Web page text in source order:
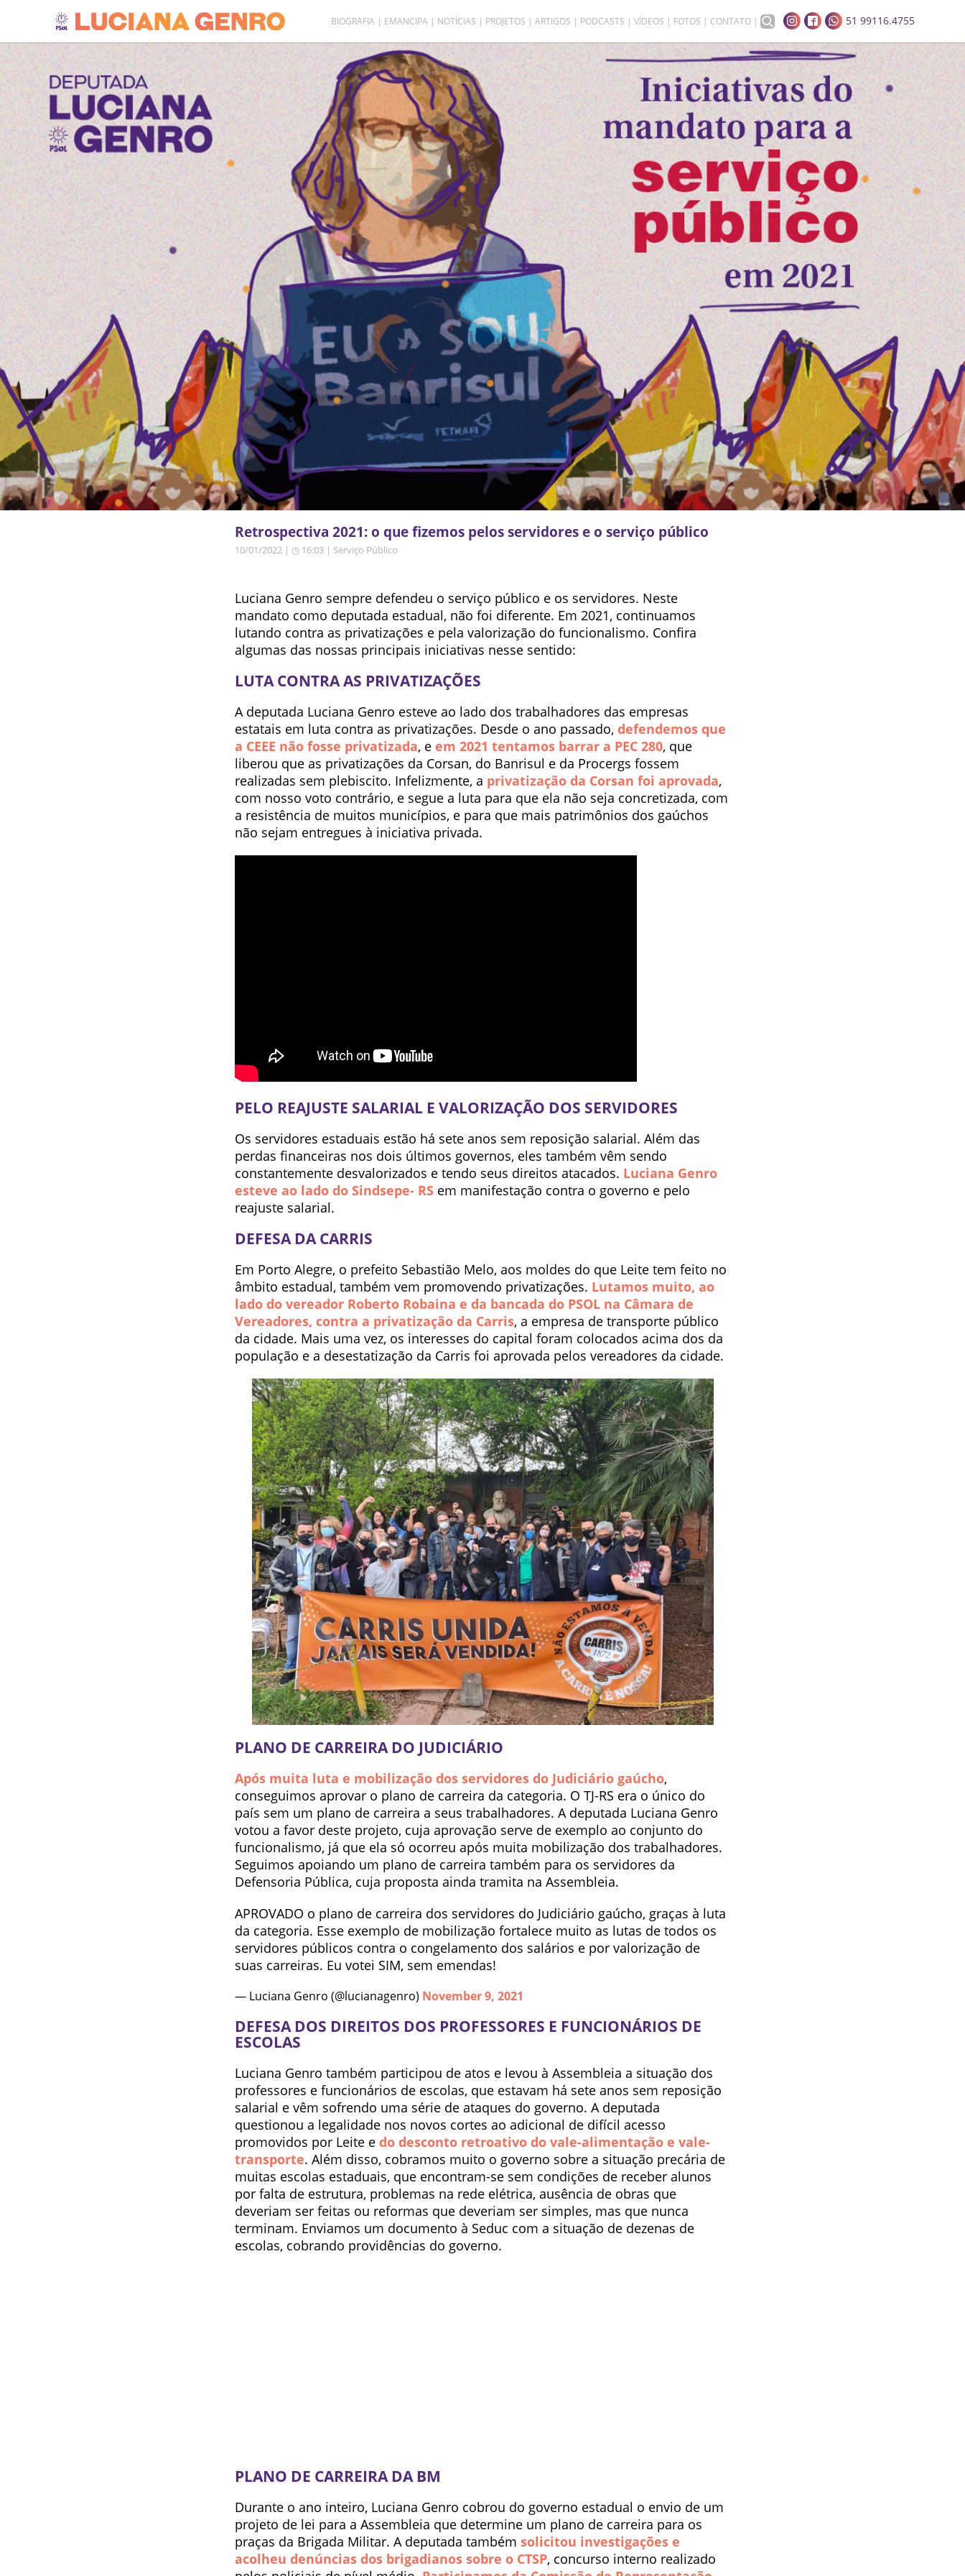
BIOGRAFIA EMANCIPA NOTÍCIAS PROJETOS ARTIGOS PODCASTS VÍDEOS FOTOS CONTATO 51 99116.4755
Retrospectiva 2021: o que fizemos pelos servidores e o serviço público
10/01/2022 | ◷ 16:03 | Serviço Público
Luciana Genro sempre defendeu o serviço público e os servidores. Neste
mandato como deputada estadual, não foi diferente. Em 2021, continuamos
lutando contra as privatizações e pela valorização do funcionalismo. Confira
algumas das nossas principais iniciativas nesse sentido:
LUTA CONTRA AS PRIVATIZAÇÕES
A deputada Luciana Genro esteve ao lado dos trabalhadores das empresas
estatais em luta contra as privatizações. Desde o ano passado, defendemos que
a CEEE não fosse privatizada, e em 2021 tentamos barrar a PEC 280, que
liberou que as privatizações da Corsan, do Banrisul e da Procergs fossem
realizadas sem plebiscito. Infelizmente, a privatização da Corsan foi aprovada,
com nosso voto contrário, e segue a luta para que ela não seja concretizada, com
a resistência de muitos municípios, e para que mais patrimônios dos gaúchos
não sejam entregues à iniciativa privada.
PELO REAJUSTE SALARIAL E VALORIZAÇÃO DOS SERVIDORES
Os servidores estaduais estão há sete anos sem reposição salarial. Além das
perdas financeiras nos dois últimos governos, eles também vêm sendo
constantemente desvalorizados e tendo seus direitos atacados. Luciana Genro
esteve ao lado do Sindsepe- RS em manifestação contra o governo e pelo
reajuste salarial.
DEFESA DA CARRIS
Em Porto Alegre, o prefeito Sebastião Melo, aos moldes do que Leite tem feito no
âmbito estadual, também vem promovendo privatizações. Lutamos muito, ao
lado do vereador Roberto Robaina e da bancada do PSOL na Câmara de
Vereadores, contra a privatização da Carris, a empresa de transporte público
da cidade. Mais uma vez, os interesses do capital foram colocados acima dos da
população e a desestatização da Carris foi aprovada pelos vereadores da cidade.
PLANO DE CARREIRA DO JUDICIÁRIO
Após muita luta e mobilização dos servidores do Judiciário gaúcho,
conseguimos aprovar o plano de carreira da categoria. O TJ-RS era o único do
país sem um plano de carreira a seus trabalhadores. A deputada Luciana Genro
votou a favor deste projeto, cuja aprovação serve de exemplo ao conjunto do
funcionalismo, já que ela só ocorreu após muita mobilização dos trabalhadores.
Seguimos apoiando um plano de carreira também para os servidores da
Defensoria Pública, cuja proposta ainda tramita na Assembleia.
APROVADO o plano de carreira dos servidores do Judiciário gaúcho, graças à luta
da categoria. Esse exemplo de mobilização fortalece muito as lutas de todos os
servidores públicos contra o congelamento dos salários e por valorização de
suas carreiras. Eu votei SIM, sem emendas!
— Luciana Genro (@lucianagenro) November 9, 2021
DEFESA DOS DIREITOS DOS PROFESSORES E FUNCIONÁRIOS DE
ESCOLAS
Luciana Genro também participou de atos e levou à Assembleia a situação dos
professores e funcionários de escolas, que estavam há sete anos sem reposição
salarial e vêm sofrendo uma série de ataques do governo. A deputada
questionou a legalidade nos novos cortes ao adicional de difícil acesso
promovidos por Leite e do desconto retroativo do vale-alimentação e vale-
transporte. Além disso, cobramos muito o governo sobre a situação precária de
muitas escolas estaduais, que encontram-se sem condições de receber alunos
por falta de estrutura, problemas na rede elétrica, ausência de obras que
deveriam ser feitas ou reformas que deveriam ser simples, mas que nunca
terminam. Enviamos um documento à Seduc com a situação de dezenas de
escolas, cobrando providências do governo.
PLANO DE CARREIRA DA BM
Durante o ano inteiro, Luciana Genro cobrou do governo estadual o envio de um
projeto de lei para a Assembleia que determine um plano de carreira para os
praças da Brigada Militar. A deputada também solicitou investigações e
acolheu denúncias dos brigadianos sobre o CTSP, concurso interno realizado